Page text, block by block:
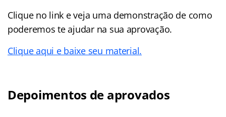
Clique no link e veja uma demonstração de como
poderemos te ajudar na sua aprovação.
Clique aqui e baixe seu material.
Depoimentos de aprovados